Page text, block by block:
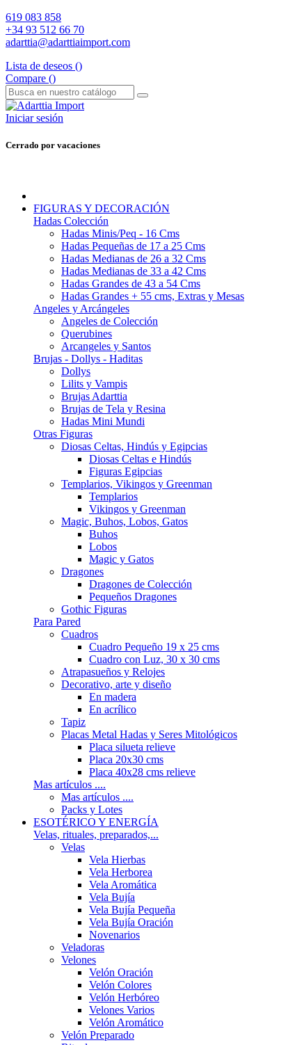
619 083 858
+34 93 512 66 70
adarttia@adarttiaimport.com
Lista de deseos ()
Compare ()
Iniciar sesión
Cerrado por vacaciones
FIGURAS Y DECORACIÓN
Hadas Colección
Hadas Minis/Peq - 16 Cms
Hadas Pequeñas de 17 a 25 Cms
Hadas Medianas de 26 a 32 Cms
Hadas Medianas de 33 a 42 Cms
Hadas Grandes de 43 a 54 Cms
Hadas Grandes + 55 cms, Extras y Mesas
Angeles y Arcángeles
Angeles de Colección
Querubines
Arcangeles y Santos
Brujas - Dollys - Haditas
Dollys
Lilits y Vampis
Brujas Adarttia
Brujas de Tela y Resina
Hadas Mini Mundi
Otras Figuras
Diosas Celtas, Hindús y Egipcias
Diosas Celtas e Hindús
Figuras Egipcias
Templarios, Vikingos y Greenman
Templarios
Vikingos y Greenman
Magic, Buhos, Lobos, Gatos
Buhos
Lobos
Magic y Gatos
Dragones
Dragones de Colección
Pequeños Dragones
Gothic Figuras
Para Pared
Cuadros
Cuadro Pequeño 19 x 25 cms
Cuadro con Luz, 30 x 30 cms
Atrapasueños y Relojes
Decorativo, arte y diseño
En madera
En acrílico
Tapiz
Placas Metal Hadas y Seres Mitológicos
Placa silueta relieve
Placa 20x30 cms
Placa 40x28 cms relieve
Mas artículos ....
Mas artículos ....
Packs y Lotes
ESOTÉRICO Y ENERGÍA
Velas, rituales, preparados,...
Velas
Vela Hierbas
Vela Herborea
Vela Aromática
Vela Bujía
Vela Bujía Pequeña
Vela Bujía Oración
Novenarios
Veladoras
Velones
Velón Oración
Velón Colores
Velón Herbóreo
Velones Varios
Velón Aromático
Velón Preparado